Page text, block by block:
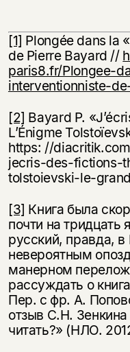
[1] Plongée dans la
de Pierre Bayard //
paris8.fr/Plongee-
interventionniste-
[2] Bayard P.
L’Énigme
https: //
jecris-des-fictions-
tolstoievski-le-
[3] Книга была
почти на тридцать
русский, правда,
невероятным
манерном
рассуждать о
Пер. с фр. А.
отзыв С.Н. Зенкина
читать?» (НЛО.